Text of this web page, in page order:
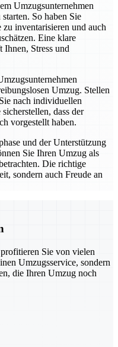
Umzugsunternehmen
So haben Sie
inventarisieren und auch
Eine klare
Stress und
Umzug. Stellen
nach individuellen
dass der
vorgestellt haben.
und der Unterstützung
Sie Ihren Umzug als
Die richtige
sondern auch Freude an
Sie von vielen
Umzugsservice, sondern
die Ihren Umzug noch